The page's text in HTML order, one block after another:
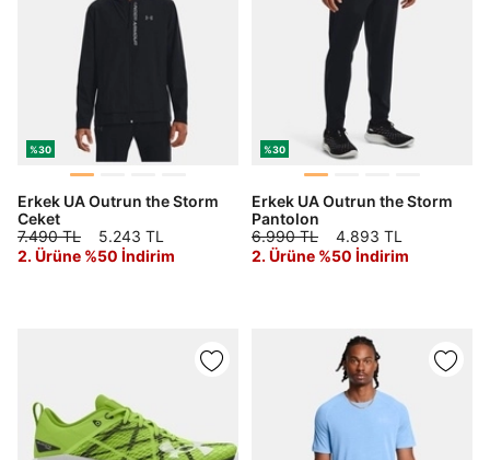
%30
Erkek UA Outrun the Storm
Ceket
7.490 TL
5.243 TL
2. Ürüne %50 İndirim
%30
Erkek UA Outrun the Storm
Pantolon
6.990 TL
4.893 TL
2. Ürüne %50 İndirim